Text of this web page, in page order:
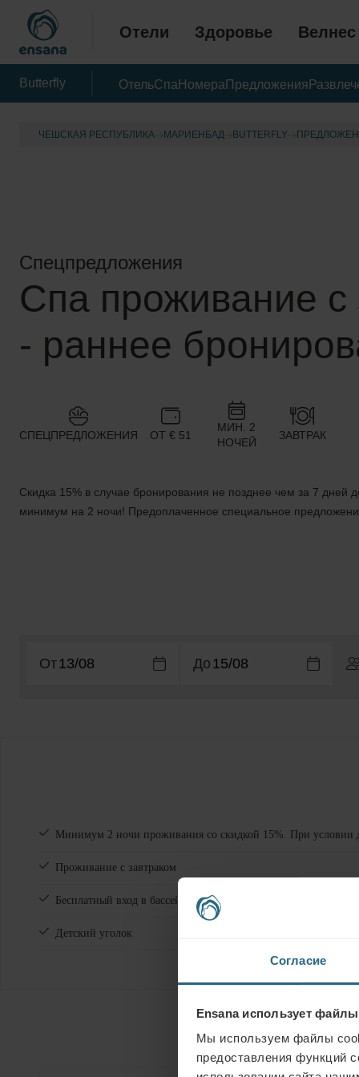
Согласие
Ensana использует
Мы используем файлы
предоставления функций
Отели Здоровье Велнес
Butterfly ОтельСпа Номера Предложения
ЧЕШСКАЯ РЕСПУБЛИКА МАРИЕНБАД BUTTERFLY
Cпецпредложения
Спа проживание с
- раннее
CПЕЦПРЕДЛОЖЕНИЯ ОТ € 51
МИН. 2
НОЧЕЙ
ЗАВТРАК
Скидка 15% в случае бронирования не позднее чем за 7 дней
минимум на 2 ночи! Предоплаченное специальное
От До
Минимум 2 ночи проживания со скидкой 15%. При условии
Проживание с завтраком
Бесплатный вход в бассейн, фитнес-уголок, сауну в отеле
Детский уголок